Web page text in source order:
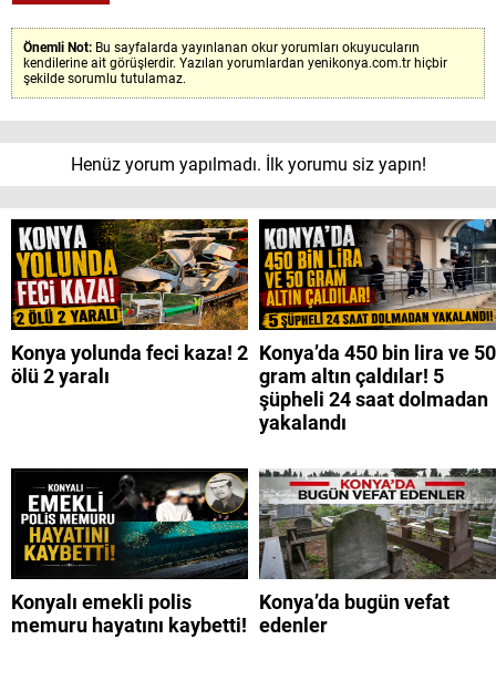
Önemli Not: Bu sayfalarda yayınlanan okur yorumları okuyucuların
kendilerine ait görüşlerdir. Yazılan yorumlardan yenikonya.com.tr hiçbir
şekilde sorumlu tutulamaz.
Henüz yorum yapılmadı. İlk yorumu siz yapın!
Konya yolunda feci kaza! 2
ölü 2 yaralı
Konya’da 450 bin lira ve 50
gram altın çaldılar! 5
şüpheli 24 saat dolmadan
yakalandı
Konyalı emekli polis
memuru hayatını kaybetti!
Konya’da bugün vefat
edenler